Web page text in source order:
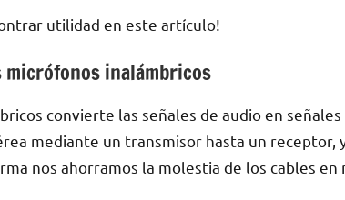
utilidad en este artículo!
micrófonos inalámbricos
convierte las señales de audio en señales
mediante un transmisor hasta un receptor,
nos ahorramos la molestia de los cables en